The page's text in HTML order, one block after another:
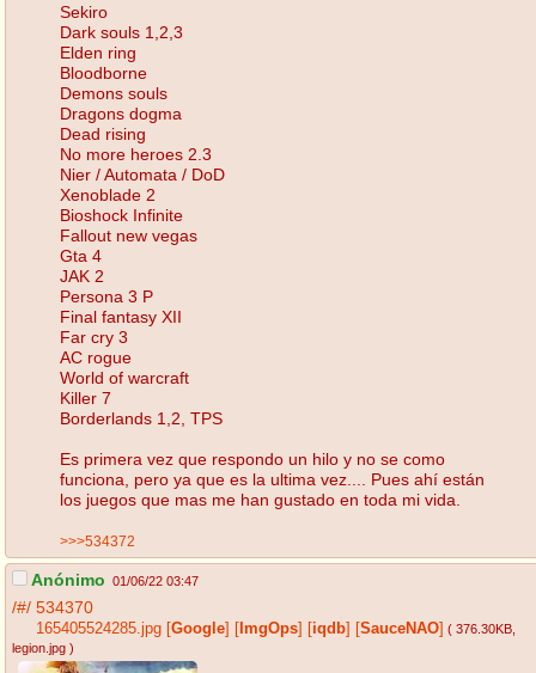
Sekiro
Dark souls 1,2,3
Elden ring
Bloodborne
Demons souls
Dragons dogma
Dead rising
No more heroes 2.3
Nier / Automata / DoD
Xenoblade 2
Bioshock Infinite
Fallout new vegas
Gta 4
JAK 2
Persona 3 P
Final fantasy XII
Far cry 3
AC rogue
World of warcraft
Killer 7
Borderlands 1,2, TPS
Es primera vez que respondo un hilo y no se como
funciona, pero ya que es la ultima vez.... Pues ahí están
los juegos que mas me han gustado en toda mi vida.
>>>534372
Anónimo 01/06/22 03:47
/#/ 534370
165405524285.jpg Google ImgOps iqdb SauceNAO ( 376.30KB
legion.jpg )